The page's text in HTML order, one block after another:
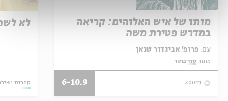
מותו של איש האלוהים: קריאה
במדרש פטירת משה
עם:
מתוך:סדר בוקר
zoom
6-10.9
לא
ספרות